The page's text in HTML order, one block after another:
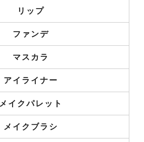
リップ
ファンデ
マスカラ
アイライナー
メイクパレット
メイクブラシ